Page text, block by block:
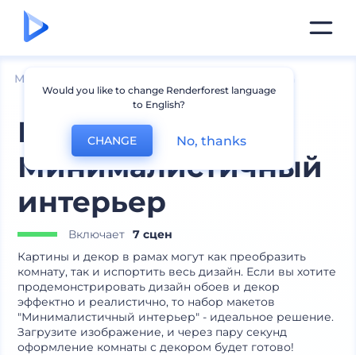
Мокапы
Набор макетов
Минималистичный
интерьер
Включает 7 сцен
Картины и декор в рамах могут как преобразить
комнату, так и испортить весь дизайн. Если вы хотите
продемонстрировать дизайн обоев и декор
эффектно и реалистично, то набор макетов
"Минималистичный интерьер" - идеальное решение.
Загрузите изображение, и через пару секунд
оформление комнаты с декором будет готово!
Would you like to change Renderforest language
to English?
CHANGE No, thanks